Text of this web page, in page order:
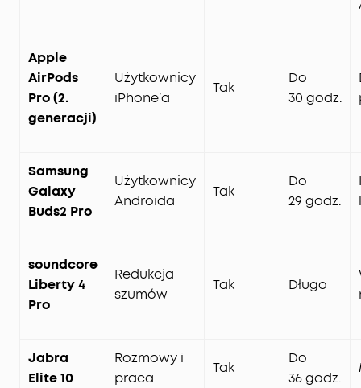
Apple
AirPods
Pro (2.
generacji)
Użytkownicy
iPhone’a
Tak
Do
30 godz.
Samsung
Galaxy
Buds2 Pro
Użytkownicy
Androida
Tak
Do
29 godz.
soundcore
Liberty 4
Pro
Redukcja
szumów
Tak Długo
Jabra
Elite 10
Rozmowy i
praca
Tak
Do
36 godz.